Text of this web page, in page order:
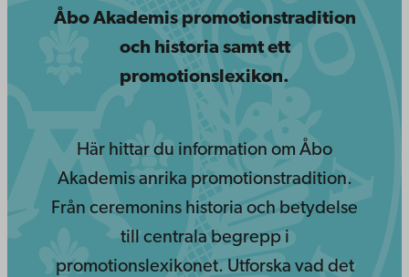
Åbo Akademis promotionstradition
och historia samt ett
promotionslexikon.
Här hittar du information om Åbo
Akademis anrika promotionstradition.
Från ceremonins historia och betydelse
till centrala begrepp i
promotionslexikonet. Utforska vad det